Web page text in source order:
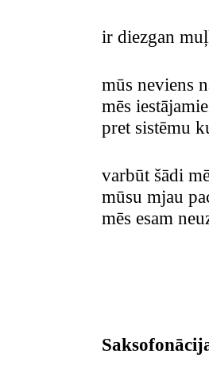
ir diezgan
mūs neviens
mēs
pret sistēmu
varbūt šādi
mūsu mjau
mēs esam